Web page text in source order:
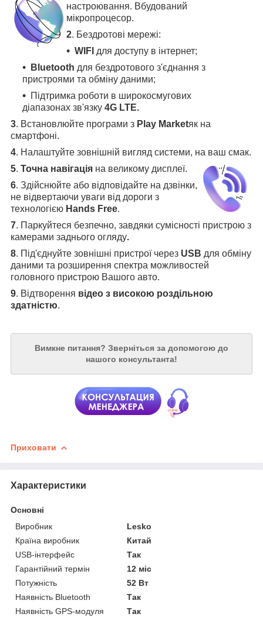
настроювання. Вбудований
мікропроцесор.
2. Бездротові мережі:
WIFI для доступу в інтернет;
Bluetooth для бездротового з'єднання з
пристроями та обміну даними;
Підтримка роботи в широкосмугових
діапазонах зв'язку 4G LTE.
3. Встановлюйте програми з Play Marketяк на
смартфоні.
4. Налаштуйте зовнішній вигляд системи, на ваш смак.
5. Точна навігація на великому дисплеї.
6. Здійснюйте або відповідайте на дзвінки,
не відвертаючи уваги від дороги з
технологією Hands Free.
7. Паркуйтеся безпечно, завдяки сумісності пристрою з
камерами заднього огляду.
8. Під'єднуйте зовнішні пристрої через USB для обміну
даними та розширення спектра можливостей
головного пристрою Вашого авто.
9. Відтворення відео з високою роздільною
здатністю.
Вимкне питання? Зверніться за допомогою до
нашого консультанта!
Приховати
Характеристики
Основні
Виробник
Lesko
Країна виробник
Китай
USB-інтерфейс
Так
Гарантійний термін
12 міс
Потужність
52 Вт
Наявність Bluetooth
Так
Наявність GPS-модуля
Так